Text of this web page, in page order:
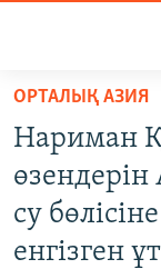
Skip
main
content
main
САЯСАТ
AZATTYQTV
ҚАҢТАР
ОРТАЛЫҚ АЗИЯ
Нариман
өзендерін
су
енгізген